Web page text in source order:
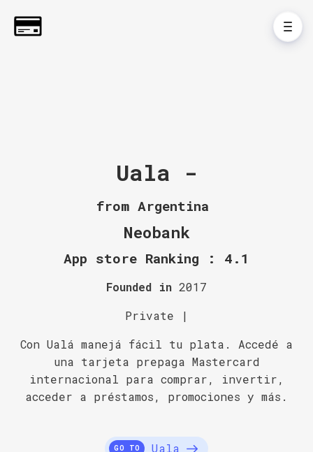
Uala -
from Argentina
Neobank
App store Ranking : 4.1
Founded in 2017
Private |
Con Ualá manejá fácil tu plata. Accedé a
una tarjeta prepaga Mastercard
internacional para comprar, invertir,
acceder a préstamos, promociones y más.
GO TO Uala